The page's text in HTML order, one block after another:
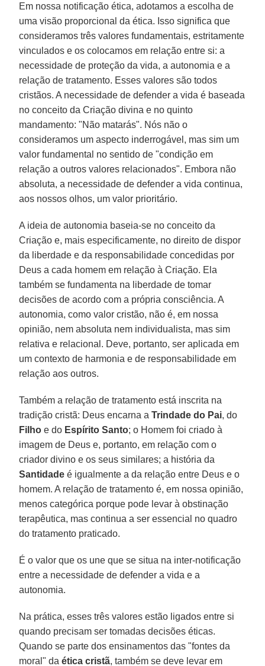
Em nossa notificação ética, adotamos a escolha de
uma visão proporcional da ética. Isso significa que
consideramos três valores fundamentais, estritamente
vinculados e os colocamos em relação entre si: a
necessidade de proteção da vida, a autonomia e a
relação de tratamento. Esses valores são todos
cristãos. A necessidade de defender a vida é baseada
no conceito da Criação divina e no quinto
mandamento: "Não matarás". Nós não o
consideramos um aspecto inderrogável, mas sim um
valor fundamental no sentido de "condição em
relação a outros valores relacionados". Embora não
absoluta, a necessidade de defender a vida continua,
aos nossos olhos, um valor prioritário.
A ideia de autonomia baseia-se no conceito da
Criação e, mais especificamente, no direito de dispor
da liberdade e da responsabilidade concedidas por
Deus a cada homem em relação à Criação. Ela
também se fundamenta na liberdade de tomar
decisões de acordo com a própria consciência. A
autonomia, como valor cristão, não é, em nossa
opinião, nem absoluta nem individualista, mas sim
relativa e relacional. Deve, portanto, ser aplicada em
um contexto de harmonia e de responsabilidade em
relação aos outros.
Também a relação de tratamento está inscrita na
tradição cristã: Deus encarna aTrindade do Pai, do
Filho e do Espírito Santo; o Homem foi criado à
imagem de Deus e, portanto, em relação com o
criador divino e os seus similares; a história da
Santidade é igualmente a da relação entre Deus e o
homem. A relação de tratamento é, em nossa opinião,
menos categórica porque pode levar à obstinação
terapêutica, mas continua a ser essencial no quadro
do tratamento praticado.
É o valor que os une que se situa na inter-notificação
entre a necessidade de defender a vida e a
autonomia.
Na prática, esses três valores estão ligados entre si
quando precisam ser tomadas decisões éticas.
Quando se parte dos ensinamentos das "fontes da
moral" daética cristã, também se deve levar em